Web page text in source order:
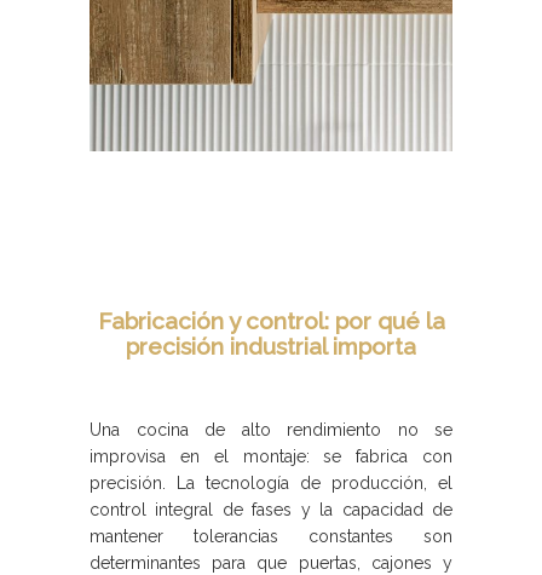
Fabricación y control: por qué la
precisión industrial importa
Una cocina de alto rendimiento no se
improvisa en el montaje: se fabrica con
precisión. La tecnología de producción, el
control integral de fases y la capacidad de
mantener tolerancias constantes son
determinantes para que puertas, cajones y